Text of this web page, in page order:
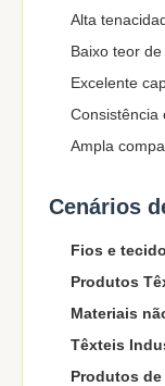
Alta
Baixo teor
Excelente
Consistência
Ampla
Cenários
Fios e
Produtos
Materiais
Têxteis
Produtos